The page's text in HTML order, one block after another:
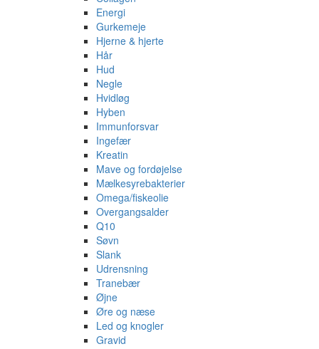
Energi
Gurkemeje
Hjerne & hjerte
Hår
Hud
Negle
Hvidløg
Hyben
Immunforsvar
Ingefær
Kreatin
Mave og fordøjelse
Mælkesyrebakterier
Omega/fiskeolie
Overgangsalder
Q10
Søvn
Slank
Udrensning
Tranebær
Øjne
Øre og næse
Led og knogler
Gravid